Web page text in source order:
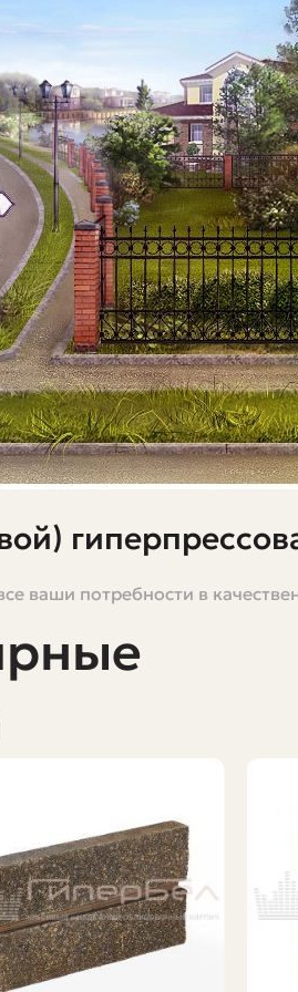
построить новый,
и широкий выбор фактур
расчётов и
из смеси цемента,
нет обжига при высоких
низкое водопоглощение,
и ровную лицевую сторону,
ваши потребности в